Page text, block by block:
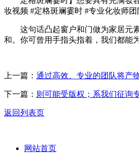
妆视频 #定格斑斓霎时 #专业化妆师
这句话凸起窗户和门做为家居元素
和。你可曾用手指头指着，我们都能
上一篇： 通过高效、专业的团队将产
下一篇： 则可能受版权；系我们征询
返回列表页
网站首页